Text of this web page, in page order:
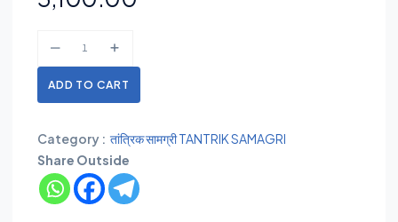
ADD TO CART
Category : तांत्रिक सामग्री TANTRIK SAMAGRI
Share Outside